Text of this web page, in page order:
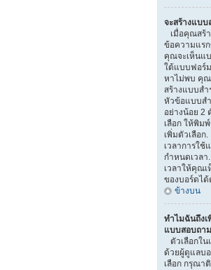
จะสร้างแบบ
เมื่อคุณสร้
ข้อความแร
คุณจะเห็นแ
ใต้แบบฟอร์
หาไม่พบ คุณ
สร้างแบบส
หัวข้อแบบสำ
อย่างน้อย 2
เลือก ให้พิม
เพิ่มตัวเลือ
เวลาการใช้
กำหนดเวลา
เวลาให้คุณเ
ของบอร์ดได้
ข้างบน
ทำไมฉันถึงเ
แบบสอบถา
ตัวเลือกใ
ด้วยผู้ดูแลบ
เลือก กรุณา